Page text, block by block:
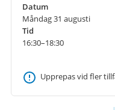
Datum
Måndag 31 augusti
Tid
16:30–18:30
Upprepas vid fler